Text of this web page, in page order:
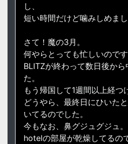
し、
短い時間だけど噛みしめまし
さて！魔の3月。
何やらとっても忙しいのです
BLITZが終わって数日後か
た。
もう帰国して1週間以上経つ
どうやら、最終日にひいた
いてるのでした。
今もなお、鼻グジュグジュ。
hotelの部屋が乾燥してるの